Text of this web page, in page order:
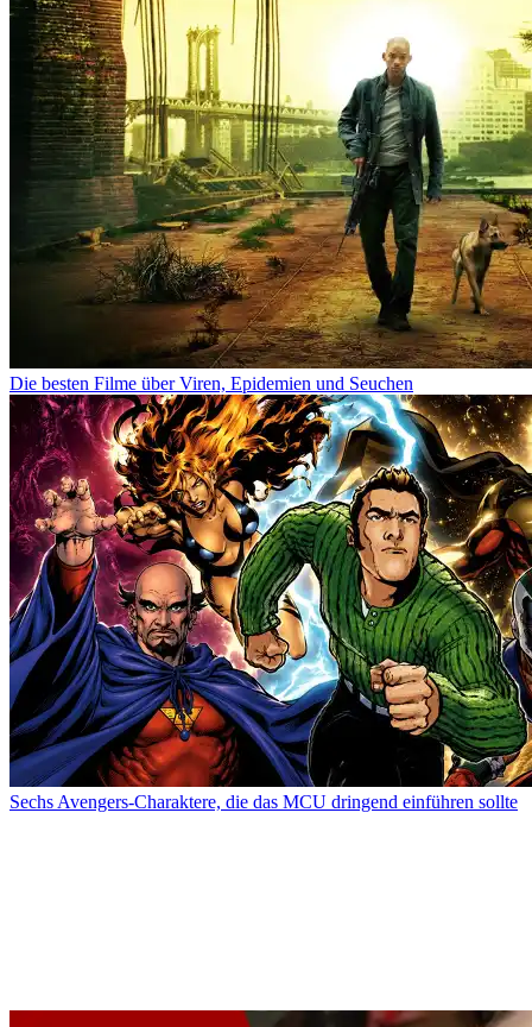
Die besten Filme über Viren, Epidemien und Seuchen
Sechs Avengers-Charaktere, die das MCU dringend einführen sollte